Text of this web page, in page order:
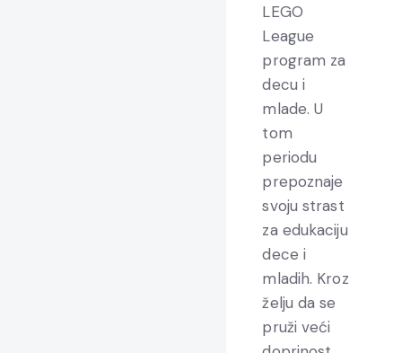
LEGO
League
program za
decu i
mlade. U
tom
periodu
prepoznaje
svoju strast
za edukaciju
dece i
mladih. Kroz
želju da se
pruži veći